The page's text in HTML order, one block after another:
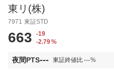
東リ(株)
7971 東証STD
663
-19
-2.79%
夜間PTS--- 東証終値比---%